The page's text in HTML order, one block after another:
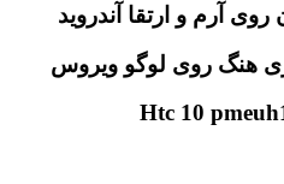
آرم و ارتقا آندروید
هنگ روی لوگو ویروس
Htc 10